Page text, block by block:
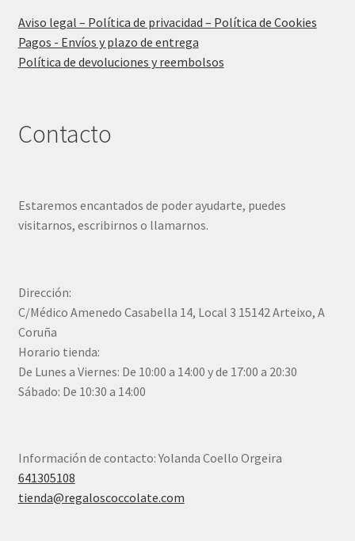
Aviso legal – Política de privacidad – Política de Cookies
Pagos - Envíos y plazo de entrega
Política de devoluciones y reembolsos
Contacto
Estaremos encantados de poder ayudarte, puedes
visitarnos, escribirnos o llamarnos.
Dirección:
C/Médico Amenedo Casabella 14, Local 3 15142 Arteixo, A
Coruña
Horario tienda:
De Lunes a Viernes: De 10:00 a 14:00 y de 17:00 a 20:30
Sábado: De 10:30 a 14:00
Información de contacto: Yolanda Coello Orgeira
641305108
tienda@regaloscoccolate.com